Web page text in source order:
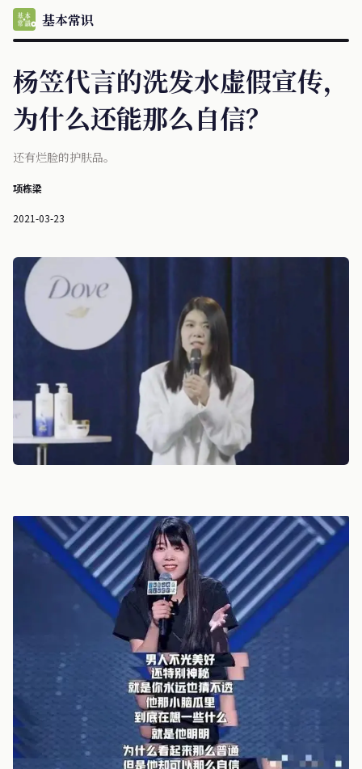
基本常识
杨笠代言的洗发水虚假宣传，
为什么还能那么自信？
还有烂脸的护肤品。
项栋梁
2021-03-23